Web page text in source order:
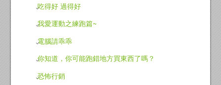
吃得好 過得好
我愛運動之練跑篇~
電腦請乖乖
你知道，你可能跑錯地方買東西了嗎？
恐怖行銷